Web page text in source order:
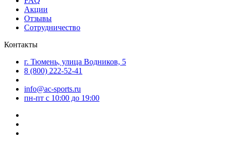
Акции
Отзывы
Сотрудничество
Контакты
г. Тюмень, улица Водников, 5
8 (800) 222-52-41
info@ac-sports.ru
пн-пт c 10:00 до 19:00